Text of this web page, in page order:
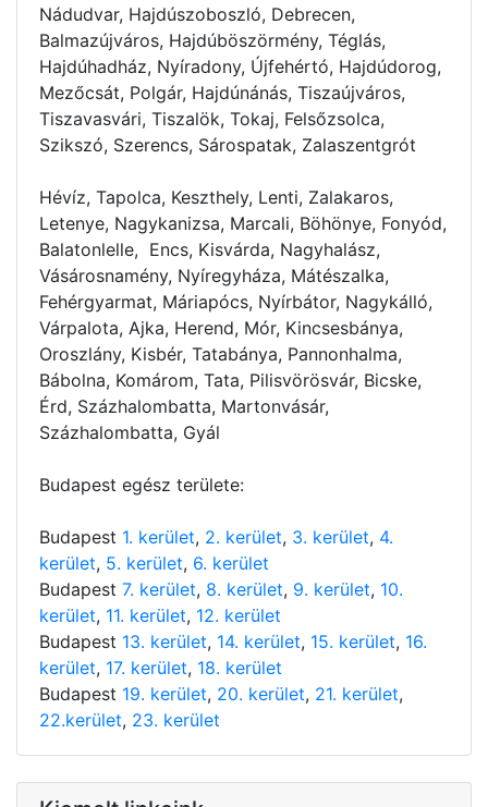
Nádudvar, Hajdúszoboszló, Debrecen,
Balmazújváros, Hajdúböszörmény, Téglás,
Hajdúhadház, Nyíradony, Újfehértó, Hajdúdorog,
Mezőcsát, Polgár, Hajdúnánás, Tiszaújváros,
Tiszavasvári, Tiszalök, Tokaj, Felsőzsolca,
Szikszó, Szerencs, Sárospatak, Zalaszentgrót
Hévíz, Tapolca, Keszthely, Lenti, Zalakaros,
Letenye, Nagykanizsa, Marcali, Böhönye, Fonyód,
Balatonlelle, Encs, Kisvárda, Nagyhalász,
Vásárosnamény, Nyíregyháza, Mátészalka,
Fehérgyarmat, Máriapócs, Nyírbátor, Nagykálló,
Várpalota, Ajka, Herend, Mór, Kincsesbánya,
Oroszlány, Kisbér, Tatabánya, Pannonhalma,
Bábolna, Komárom, Tata, Pilisvörösvár, Bicske,
Érd, Százhalombatta, Martonvásár,
Százhalombatta, Gyál
Budapest egész területe:
Budapest 1. kerület, 2. kerület, 3. kerület, 4.
kerület, 5. kerület, 6. kerület
Budapest 7. kerület, 8. kerület, 9. kerület, 10.
kerület, 11. kerület, 12. kerület
Budapest 13. kerület, 14. kerület, 15. kerület, 16.
kerület, 17. kerület, 18. kerület
Budapest 19. kerület, 20. kerület, 21. kerület,
22.kerület, 23. kerület